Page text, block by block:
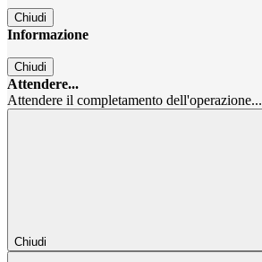
Chiudi
Informazione
Chiudi
Attendere...
Attendere il completamento dell'operazione...
Chiudi